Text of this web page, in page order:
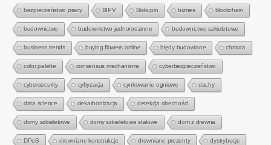
bezpieczeństwo pracy BIPV Biskupin biznes blockchain
budownictwo budownictwo jednorodzinne budownictwo szkieletowe
business trends buying flowers online błędy budowlane chmura
color palette consensus mechanisms cyberbezpieczeństwo
cybersecurity cyfryzacja cynkowanie ogniowe dachy
data science dekarbonizacja detekcja obecności
domy szkieletowe domy szkieletowe stalowe dom z drewna
DPoS drewniane konstrukcje drewniane prezenty dystrybucje